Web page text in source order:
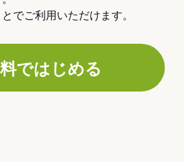
でご利用いただけます。
ではじめる